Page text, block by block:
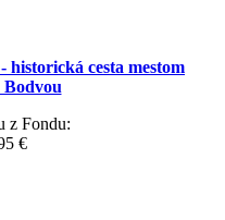
historická cesta mestom
z Fondu:
€